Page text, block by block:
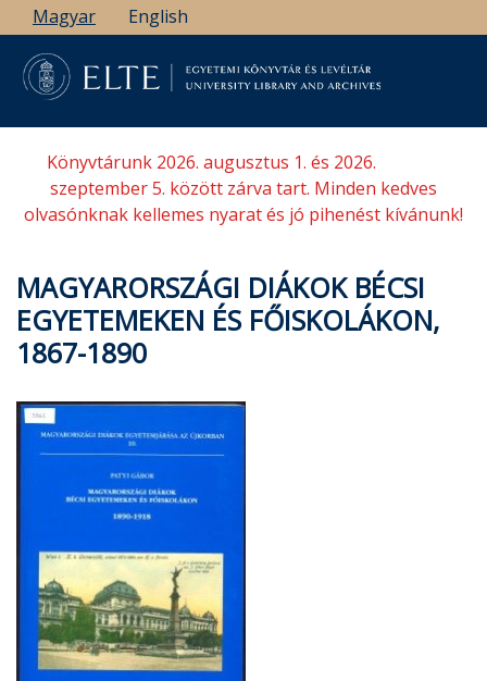
Ugrás
a
tartalomra
Magyar English
Könyvtárunk 2026. augusztus 1. és 2026.
szeptember 5. között zárva tart. Minden kedves
olvasónknak kellemes nyarat és jó pihenést kívánunk!
MAGYARORSZÁGI DIÁKOK BÉCSI
EGYETEMEKEN ÉS FŐISKOLÁKON,
1867-1890